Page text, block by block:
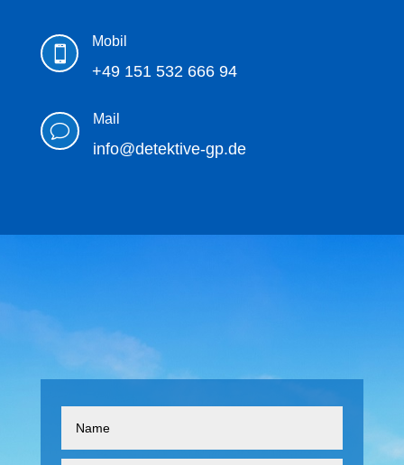

Mobil
+49 151 532 666 94
v
Mail
info@detektive-gp.de